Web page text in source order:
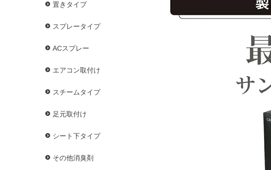
置きタイプ
スプレータイプ
ACスプレー
エアコン取付け
スチームタイプ
足元取付け
シート下タイプ
その他消臭剤